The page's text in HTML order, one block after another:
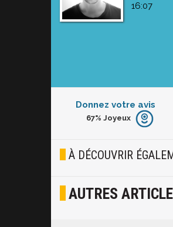
16:07
Donnez votre avis
Furieux
Joyeux
67% Joyeux
À DÉCOUVRIR
AUTRES